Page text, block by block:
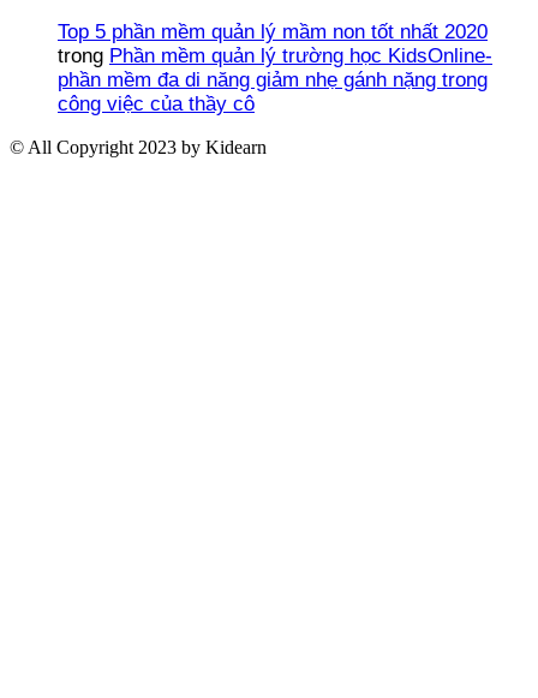
Top 5 phần mềm quản lý mầm non tốt nhất 2020
trong Phần mềm quản lý trường học KidsOnline-
phần mềm đa di năng giảm nhẹ gánh nặng trong
công việc của thầy cô
© All Copyright 2023 by Kidearn